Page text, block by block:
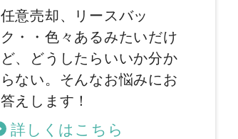
任意売却、リースバッ
ク・・色々あるみたいだけ
ど、どうしたらいいか分か
らない。そんなお悩みにお
答えします！
詳しくはこちら